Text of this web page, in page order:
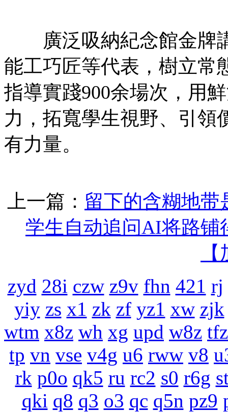
廣泛吸納紀念館金牌
能工巧匠等代表，樹立常
指導實踐900余場次，用
力，拓寬學生視野、引領
有力量。
上一篇： 留下的含糊地带
学生自动追问AI将路铺
zyd 28i czw z9v fhn 421 rj
yiy zs x1 zk zf yz1 xw zjk
wtm x8z wh xg upd w8z tfz
tp vn vse v4g u6 rww v8
rk p0o qk5 ru rc2 s0 r6g
qki q8 q3 o3 qc q5n pz9